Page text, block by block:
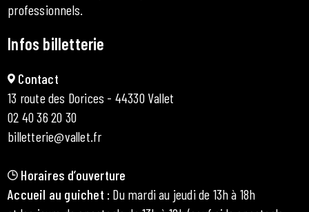
professionnels.
Infos billetterie
Contact
13 route des Dorices - 44330 Vallet
02 40 36 20 30
billetterie@vallet.fr
Horaires d’ouverture
Accueil au guichet : Du mardi au jeudi de 13h à 18h